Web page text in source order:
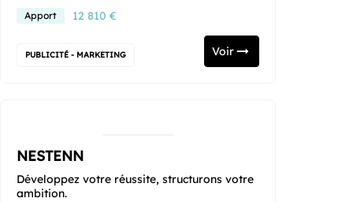
Apport 12 810 €
PUBLICITÉ - MARKETING Voir
NESTENN
Développez votre réussite, structurons votre
ambition.